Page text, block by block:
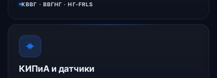
КВВГ · ВВГНГ · НГ-FRLS
КИПиА и датчики